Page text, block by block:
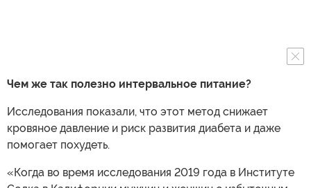
Чем же так полезно интервальное питание?
Исследования показали, что этот метод снижает
кровяное давление и риск развития диабета и даже
помогает похудеть.
«Когда во время исследования 2019 года в Институте